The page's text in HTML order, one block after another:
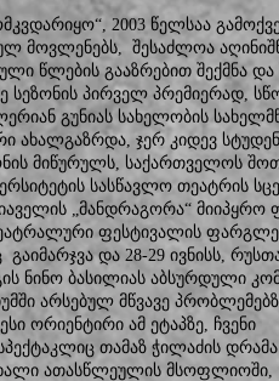
2003 წელსაა
მოვლენებს, შესაძლოა
წლების გააზრებით შექმნა და
სეზონის პირველ პრემიერად,
გუნიას სახელობის
ახალგაზრდა, ჯერ კიდევ
მიწურულს, საქართველოს
სასწავლო თეატრის
„მანდრაგორა“
ფესტივალის
და 28-29 ივნისს,
ნინო ბასილიას აბსურდული
არსებულ მწვავე
ორიენტირი ამ ეტაპზე, ჩვენი
თამაზ ჭილაძის
ათასწლეულის მსოფლიოში,